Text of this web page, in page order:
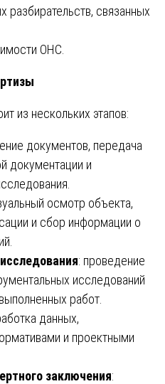
связанных
ОНС.
из нескольких этапов:
документов, передача
документации и
осмотр объекта,
и сбор информации о
: проведение
исследований
работ.
данных,
и проектными
заключения: